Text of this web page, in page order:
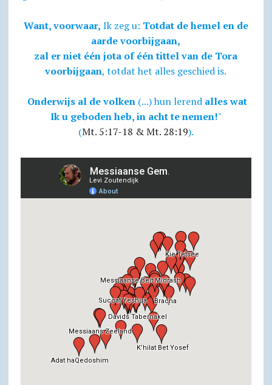
Want, voorwaar, Ik zeg u: Totdat de hemel en de
aarde voorbijgaan,
zal er niet één jota of één tittel van de Tora
voorbijgaan, totdat het alles geschied is.
Onderwijs al de volken(...) hun lerend alles wat
Ik u geboden heb, in acht te nemen!"
(Mt. 5:17-18 & Mt. 28:19).